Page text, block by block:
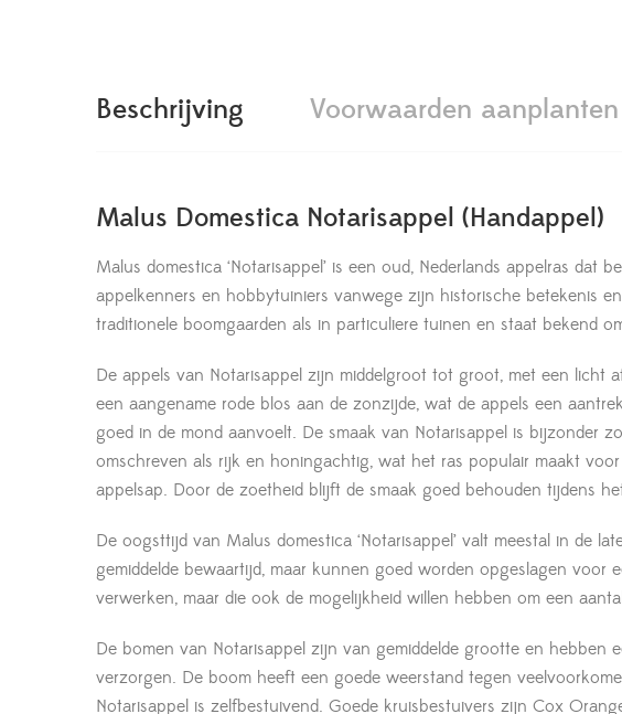
Beschrijving Voorwaarden aanplanten
Malus Domestica Notarisappel (Handappel)
Malus domestica ‘Notarisappel’ is een oud, Nederlands appelras
appelkenners en hobbytuiniers vanwege zijn historische betekenis
traditionele boomgaarden als in particuliere tuinen en staat bekend
De appels van Notarisappel zijn middelgroot tot groot, met een licht
een aangename rode blos aan de zonzijde, wat de appels een
goed in de mond aanvoelt. De smaak van Notarisappel is bijzonder
omschreven als rijk en honingachtig, wat het ras populair maakt
appelsap. Door de zoetheid blijft de smaak goed behouden tijdens
De oogsttijd van Malus domestica ‘Notarisappel’ valt meestal in de
gemiddelde bewaartijd, maar kunnen goed worden opgeslagen
verwerken, maar die ook de mogelijkheid willen hebben om een
De bomen van Notarisappel zijn van gemiddelde grootte en hebben
verzorgen. De boom heeft een goede weerstand tegen
Notarisappel is zelfbestuivend. Goede kruisbestuivers zijn Cox